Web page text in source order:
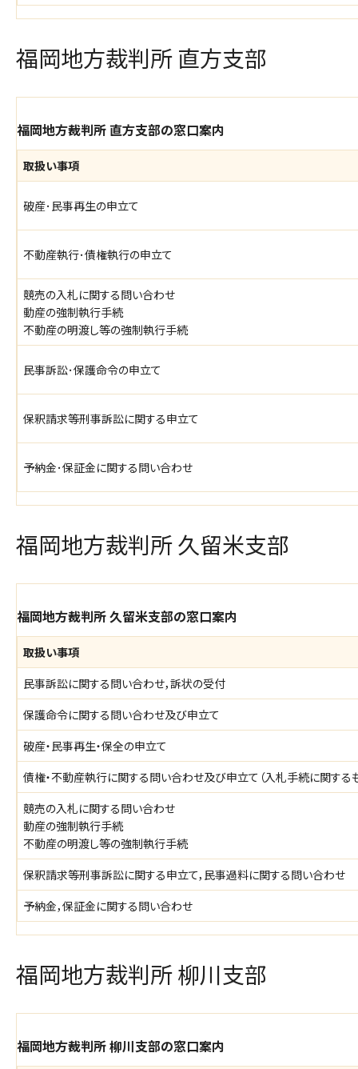
福岡地方裁判所 直方支部
福岡地方裁判所 直方支部の窓口案内
取扱い事項
破産･民事再生の申立て
不動産執行･債権執行の申立て
競売の入札に関する問い合わせ
動産の強制執行手続
不動産の明渡し等の強制執行手続
民事訴訟･保護命令の申立て
保釈請求等刑事訴訟に関する申立て
予納金･保証金に関する問い合わせ
福岡地方裁判所 久留米支部
福岡地方裁判所 久留米支部の窓口案内
取扱い事項
民事訴訟に関する問い合わせ，訴状の受付
保護命令に関する問い合わせ及び申立て
破産・民事再生・保全の申立て
債権・不動産執行に関する問い合わせ及び申立て（入札手続に関する
競売の入札に関する問い合わせ
動産の強制執行手続
不動産の明渡し等の強制執行手続
保釈請求等刑事訴訟に関する申立て，民事過料に関する問い合わせ
予納金，保証金に関する問い合わせ
福岡地方裁判所 柳川支部
福岡地方裁判所 柳川支部の窓口案内